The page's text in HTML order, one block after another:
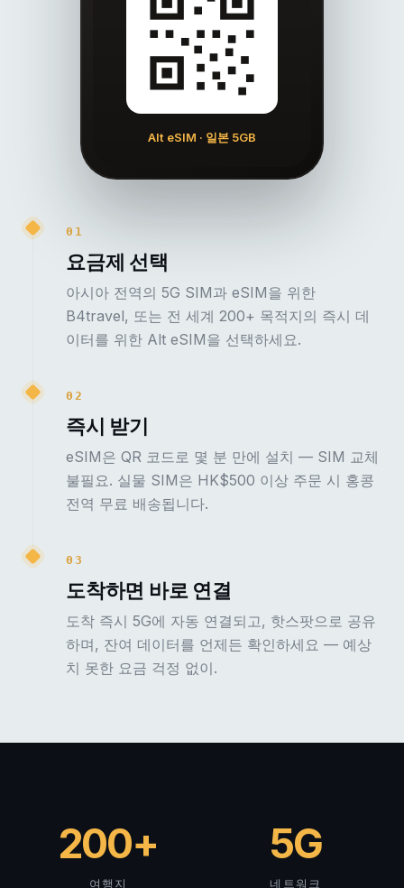
Alt eSIM · 일본 5GB
01
요금제 선택
아시아 전역의 5G SIM과 eSIM을 위한
B4travel, 또는 전 세계 200+ 목적지의 즉시 데
이터를 위한 Alt eSIM을 선택하세요.
02
즉시 받기
eSIM은 QR 코드로 몇 분 만에 설치 — SIM 교체
불필요. 실물 SIM은 HK$500 이상 주문 시 홍콩
전역 무료 배송됩니다.
03
도착하면 바로 연결
도착 즉시 5G에 자동 연결되고, 핫스팟으로 공유
하며, 잔여 데이터를 언제든 확인하세요 — 예상
치 못한 요금 걱정 없이.
200+
여행지
5G
네트워크